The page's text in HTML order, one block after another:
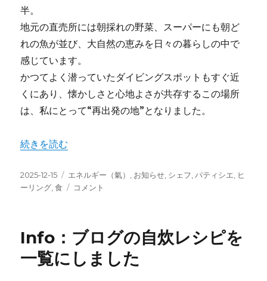
半。
地元の直売所には朝採れの野菜、スーパーにも朝ど
れの魚が並び、大自然の恵みを日々の暮らしの中で
感じています。
かつてよく潜っていたダイビングスポットもすぐ近
くにあり、懐かしさと心地よさが共存するこの場所
は、私にとって“再出発の地”となりました。
“True-Story：東伊豆リトリートで見つけた「広く浅く
続きを読む
投
稿
2025-12-15
カ
テ
エネルギー（氣） お知らせ シェフ パティシエ
ヒ
ーリング ,食
True-
豆
リ
ト
コメント
Info：ブログの自炊レシピを
一覧にしました